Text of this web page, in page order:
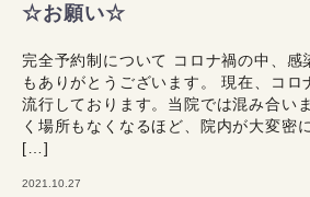
☆お願い☆
完全予約制について コロナ禍の中、感
もありがとうございます。 現在、コロ
流行しております。当院では混み合い
く場所もなくなるほど、院内が大変密
[…]
2021.10.27